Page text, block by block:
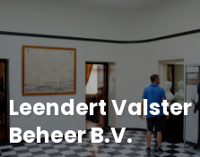
Leendert Valster
Beheer B.V.